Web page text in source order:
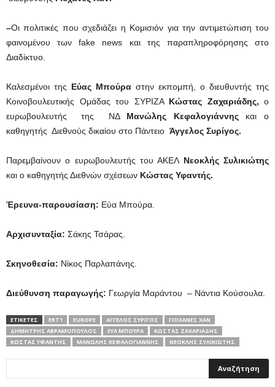
–Οι πολιτικές που σχεδιάζει η Κομισιόν για την αντιμετώπιση του
φαινομένου των fake news και της παραπληροφόρησης στο
Διαδίκτυο.
Καλεσμένοι της Εύας Μπούρα στην εκπομπή, ο διευθυντής της
Κοινοβουλευτικής Ομάδας του ΣΥΡΙΖΑ Κώστας Ζαχαριάδης, ο
ευρωβουλευτής της ΝΔ Μανώλης Κεφαλογιάννηςκαι ο
καθηγητής Διεθνούς δικαίου στο Πάντειο Άγγελος Συρίγος.
Παρεμβαίνουν ο ευρωβουλευτής του ΑΚΕΛ Νεοκλής Συλικιώτης
και ο καθηγητής Διεθνών σχέσεων Κώστας Υφαντής.
Έρευνα-παρουσίαση: Εύα Μπούρα.
Αρχισυνταξία: Σάκης Τσάρας.
Σκηνοθεσία: Νίκος Παρλαπάνης.
Διεύθυνση παραγωγής: Γεωργία Μαράντου – Νάντια Κούσουλα.
ΕΤΙΚΕΤΕΣ ERT1 EUROPE ΆΓΓΕΛΟΣ ΣΥΡΊΓΟΣ
ΓΙΟΧΆΝΕΣ ΧΑΝ
ΔΗΜΉΤΡΗΣ ΑΒΡΑΜΌΠΟΥΛΟΣ
ΕΎΑ ΜΠΟΎΡΑ
ΚΩΣΤΑΣ ΖΑΧΑΡΙΑΔΗΣ
ΚΏΣΤΑΣ ΥΦΑΝΤΉΣ
ΜΑΝΏΛΗΣ ΚΕΦΑΛΟΓΙΆΝΝΗΣ ΝΕΟΚΛΉΣ ΣΥΛΙΚΙΏΤΗΣ